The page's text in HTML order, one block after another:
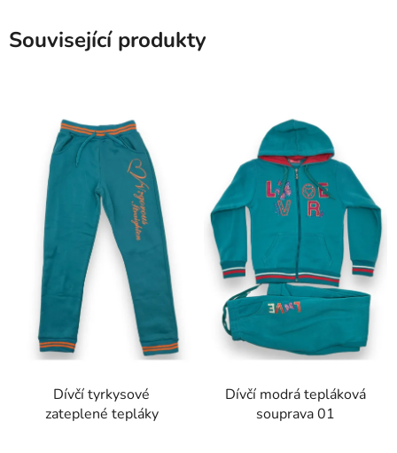
Související produkty
Dívčí tyrkysové
zateplené tepláky
Dívčí modrá tepláková
souprava 01